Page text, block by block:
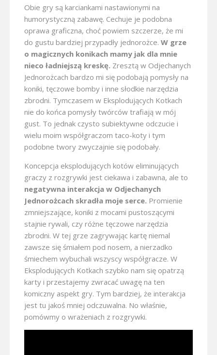
Obie gry są karciankami nastawionymi na
humorystyczną zabawę. Cechuje je podobna
oprawa graficzna, choć powiem szczerze, że mi
do gustu bardziej przypadły jednorożce. W grze
o magicznych konikach mamy jak dla mnie
nieco ładniejszą kreskę. Zresztą w Odjechanych
Jednorożcach bardzo mi się podobają pomysły na
koniki, tęczowe bomby i inne słodkie narzędzia
zbrodni. Tymczasem w Eksplodujących Kotkach
nie do końca pomysły twórców trafiają w mój
gust. To jednak czysto subiektywne odczucie i
wielu moim współgraczom taco-koty i tym
podobne twory zwyczajnie się podobały.
Koncepcja eksplodujących kotów eliminujących
graczy z rozgrywki jest ciekawa i zabawna, ale to
negatywna interakcja w Odjechanych
Jednorożcach skradła moje serce. Promienie
zmniejszające, koniki z mocami pustoszącymi
stajnie rywali, czy różne tęczowe narzędzia
zbrodni. W tej grze zagrywając kartę niemal
zawsze się śmiałem pod nosem, a nierzadko
śmiechem wybuchali wszyscy współgracze. W
Eksplodujących Kotkach szybko nam się opatrzą
karty i przestajemy zwracać uwagę na ten
komiczny aspekt gry. Tym bardziej, że interakcja
jest tu jakoś mniej odczuwalna. No właśnie,
pomówmy o wrażeniach z rozgrywki.